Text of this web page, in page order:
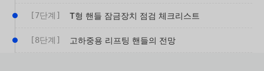
[7단계] T형 핸들 잠금장치 점검 체크리스트
[8단계] 고하중용 리프팅 핸들의 전망